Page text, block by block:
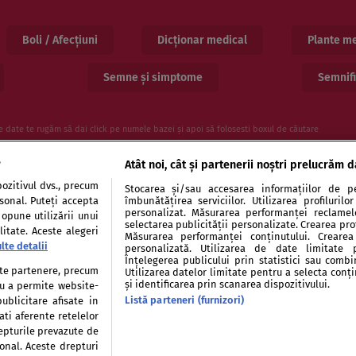
Boli / Afecțiuni Dicționar medical Plante
Semne și simptome
date te rugăm să dai click pe numele bazei și apoi să folosesti boxul de căutare
Politica de cookies Publicitate
dvs., precum
Puteți accepta
utilizării unui
Aceste alegeri
detalii
partenere, precum
a permite website-
afisate in
aferente retelelor
prevazute de
Aceste drepturi
Atât noi, cât și partenerii noștri prelucrăm
Stocarea și/sau accesarea informațiilor de
îmbunătățirea serviciilor. Utilizarea
personalizat. Măsurarea performanței
selectarea publicității personalizate. Crearea
Măsurarea performanței conținutului.
personalizată. Utilizarea de date limitate
Înțelegerea publicului prin statistici sau
Utilizarea datelor limitate pentru a selecta
și identificarea prin scanarea dispozitivului.
Listă parteneri (furnizori)